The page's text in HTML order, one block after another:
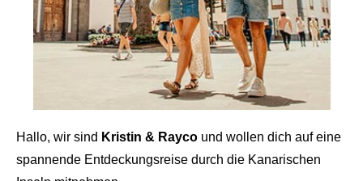
Hallo, wir sind Kristin & Rayco und wollen dich auf eine
spannende Entdeckungsreise durch die Kanarischen